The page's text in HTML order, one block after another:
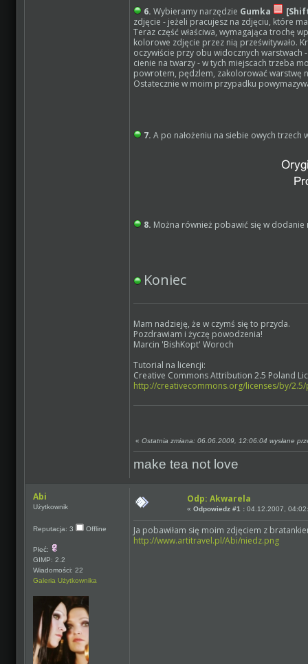
6. Wybieramy narzędzie Gumka
zdjęcie - jeżeli pracujesz na zdjęciu, które
Teraz część właściwa, wymagająca trochę
kolorowe zdjęcie przez nią prześwitywało.
oczywiście przy obu widocznych warstwach
cienie na twarzy - w tych miejscach trzeba
powrotem, pędzlem, zakolorować warstwę
Ostatecznie w moim przypadku
7. A po nałożeniu na siebie owych
8. Można również pobawić się w dodanie
Koniec
Mam nadzieję, że w czymś się to przyda.
Pozdrawiam i życzę powodzenia!
Marcin 'BishKopt' Woroch
Tutorial na licencji:
Creative Commons Attribution 2.5 Poland
http://creativecommons.org/licenses/by/
«Ostatnia zmiana: 06.06.2009, 12:06:04 wysłane
make tea not love
Abi
Użytkownik
Reputacja: 3 Offline
Płeć:
GIMP: 2.2
Wiadomości: 22
Galeria Użytkownika
Odp: Akwarela
«Odpowiedz #1 : 04.12.2007,
Ja pobawiłam się moim zdjęciem z
http://www.artitravel.pl/Abi/niedz.png